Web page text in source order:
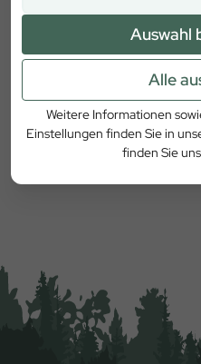
Auswahl
Alle
Weitere Informationen
Einstellungen finden Sie in
finden Sie